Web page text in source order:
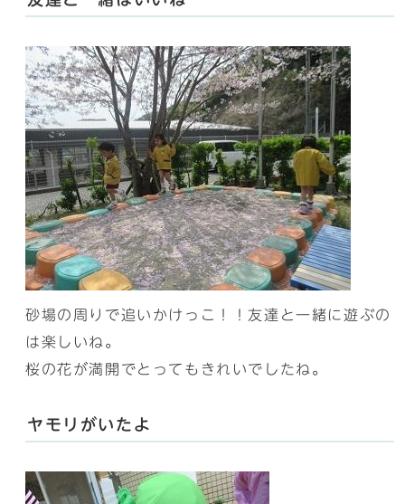
砂場の周りで追いかけっこ！！友達と一緒に遊ぶの
は楽しいね。
桜の花が満開でとってもきれいでしたね。
ヤモリがいたよ